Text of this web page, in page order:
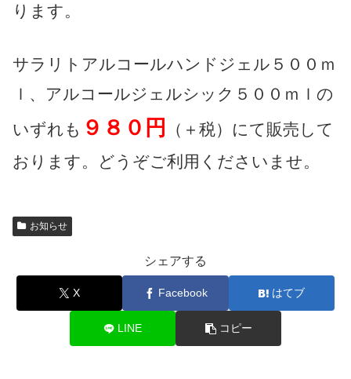
ります。
サラリトアルコールハンドジェル５００ｍ
ｌ、アルコールジェルシック５００ｍｌの
いずれも ９８０円
（＋税）にて販売して
おります。どうぞご利用くださいませ。
お知らせ
シェアする
X Facebook はてブ
LINE コピー